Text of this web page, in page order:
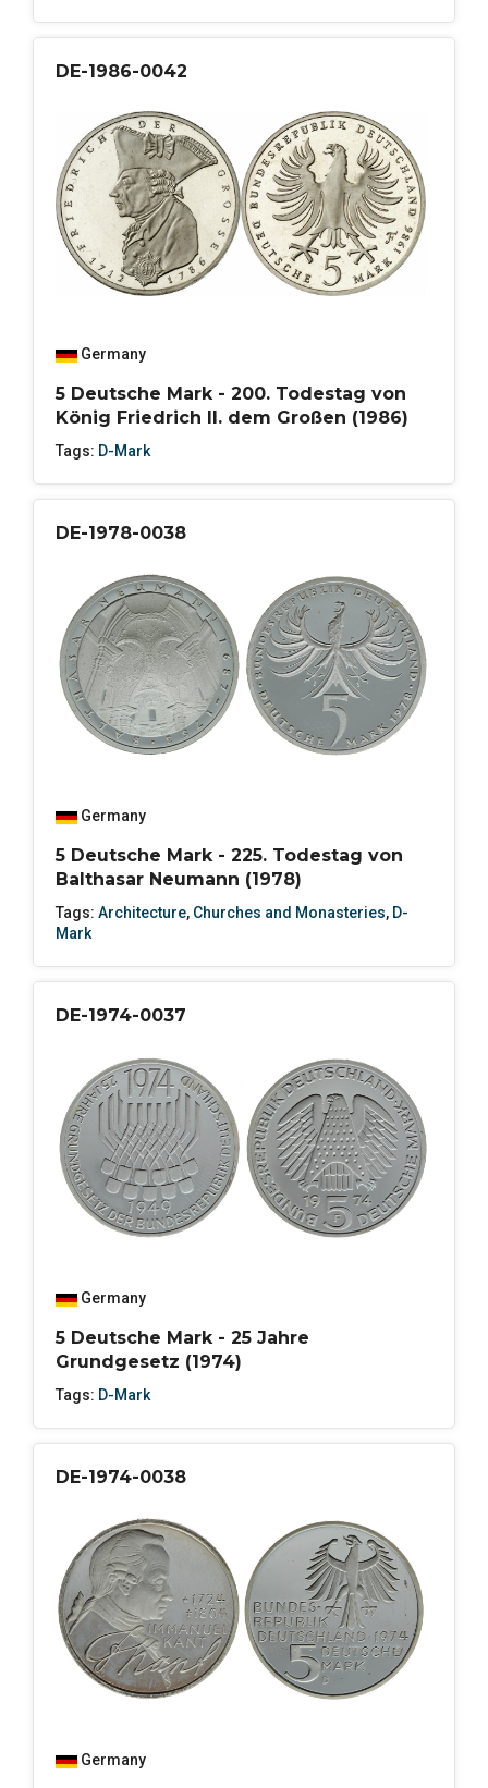
DE-1986-0042
Germany
5 Deutsche Mark - 200. Todestag von
König Friedrich II. dem Großen (1986)
Tags: D-Mark
DE-1978-0038
Germany
5 Deutsche Mark - 225. Todestag von
Balthasar Neumann (1978)
Tags: Architecture, Churches and Monasteries, D-
Mark
DE-1974-0037
Germany
5 Deutsche Mark - 25 Jahre
Grundgesetz (1974)
Tags: D-Mark
DE-1974-0038
Germany